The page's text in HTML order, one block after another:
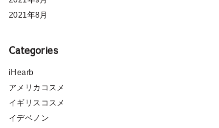
2021年8月
Categories
iHearb
アメリカコスメ
イギリスコスメ
イデベノン